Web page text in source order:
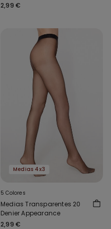
2,99 €
Medias 4x3
5 Colores
Medias Transparentes 20
Denier Appearance
2,99 €